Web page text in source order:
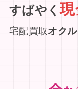
すばやく
宅配買取オク